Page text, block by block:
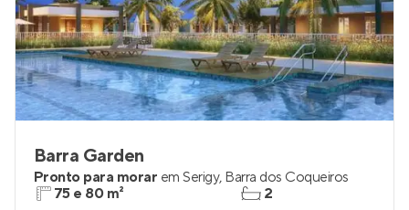
Barra Garden
Pronto para morar em Serigy, Barra dos Coqueiros
75 e 80 m²
2